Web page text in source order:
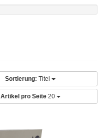
Sortierung: Titel
Artikel pro Seite 20